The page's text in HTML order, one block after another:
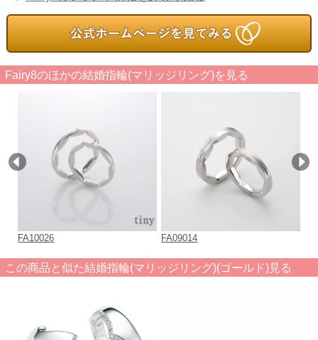
Fairy8のほかの結婚指輪(マリッジリング)を見る
FA10026 FA09014
この商品と似た結婚指輪(マリッジリング)(ゴールド)見る